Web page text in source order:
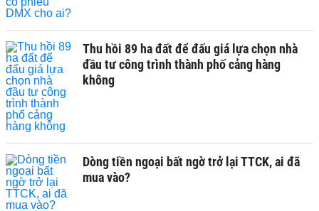
Thu hồi 89 ha đất để đấu giá lựa chọn nhà
đầu tư công trình thành phố cảng hàng
không
Dòng tiền ngoại bất ngờ trở lại TTCK, ai đã
mua vào?